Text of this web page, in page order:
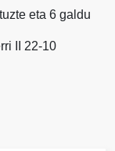
eta 6 galdu
II 22-10